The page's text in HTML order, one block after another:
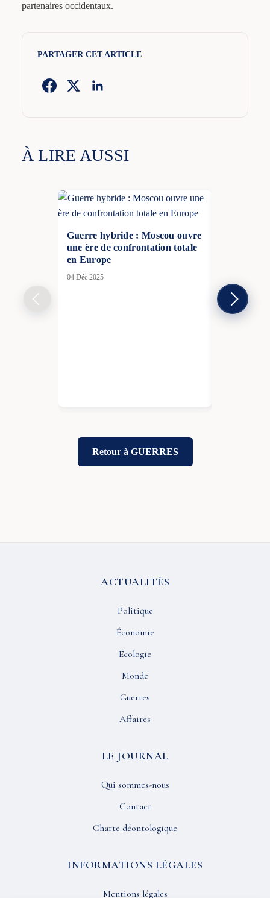
partenaires occidentaux.
PARTAGER CET ARTICLE
À LIRE AUSSI
Guerre hybride : Moscou ouvre
une ère de confrontation totale
en Europe
04 Déc 2025
Retour à GUERRES
ACTUALITÉS
Politique
Économie
Écologie
Monde
Guerres
Affaires
LE JOURNAL
Qui sommes-nous
Contact
Charte déontologique
INFORMATIONS LÉGALES
Mentions légales